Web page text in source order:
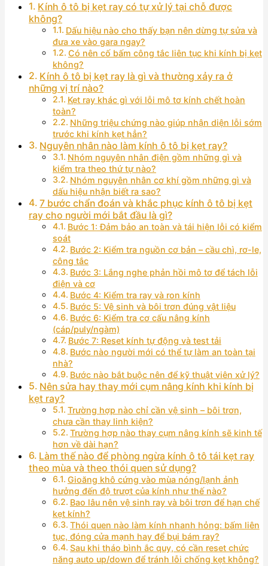
Kính ô tô bị kẹt ray có tự xử lý tại chỗ được
không?
Dấu hiệu nào cho thấy bạn nên dừng tự sửa và
đưa xe vào gara ngay?
Có nên cố bấm công tắc liên tục khi kính bị kẹt
không?
Kính ô tô bị kẹt ray là gì và thường xảy ra ở
những vị trí nào?
Kẹt ray khác gì với lỗi mô tơ kính chết hoàn
toàn?
Những triệu chứng nào giúp nhận diện lỗi sớm
trước khi kính kẹt hẳn?
Nguyên nhân nào làm kính ô tô bị kẹt ray?
Nhóm nguyên nhân điện gồm những gì và
kiểm tra theo thứ tự nào?
Nhóm nguyên nhân cơ khí gồm những gì và
dấu hiệu nhận biết ra sao?
7 bước chẩn đoán và khắc phục kính ô tô bị kẹt
ray cho người mới bắt đầu là gì?
Bước 1: Đảm bảo an toàn và tái hiện lỗi có kiểm
soát
Bước 2: Kiểm tra nguồn cơ bản – cầu chì, rơ-le,
công tắc
Bước 3: Lắng nghe phản hồi mô tơ để tách lỗi
điện và cơ
Bước 4: Kiểm tra ray và ron kính
Bước 5: Vệ sinh và bôi trơn đúng vật liệu
Bước 6: Kiểm tra cơ cấu nâng kính
(cáp/puly/ngàm)
Bước 7: Reset kính tự động và test tải
Bước nào người mới có thể tự làm an toàn tại
nhà?
Bước nào bắt buộc nên để kỹ thuật viên xử lý?
Nên sửa hay thay mới cụm nâng kính khi kính bị
kẹt ray?
Trường hợp nào chỉ cần vệ sinh – bôi trơn,
chưa cần thay linh kiện?
Trường hợp nào thay cụm nâng kính sẽ kinh tế
hơn về dài hạn?
Làm thế nào để phòng ngừa kính ô tô tái kẹt ray
theo mùa và theo thói quen sử dụng?
Gioăng khô cứng vào mùa nóng/lạnh ảnh
hưởng đến độ trượt của kính như thế nào?
Bao lâu nên vệ sinh ray và bôi trơn để hạn chế
kẹt kính?
Thói quen nào làm kính nhanh hỏng: bấm liên
tục, đóng cửa mạnh hay để bụi bám ray?
Sau khi tháo bình ắc quy, có cần reset chức
năng auto up/down để tránh lỗi chống kẹt không?